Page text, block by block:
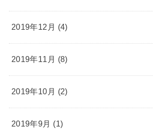
2019年12月 (4)
2019年11月 (8)
2019年10月 (2)
2019年9月 (1)